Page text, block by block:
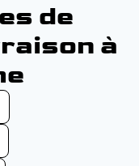
de
à